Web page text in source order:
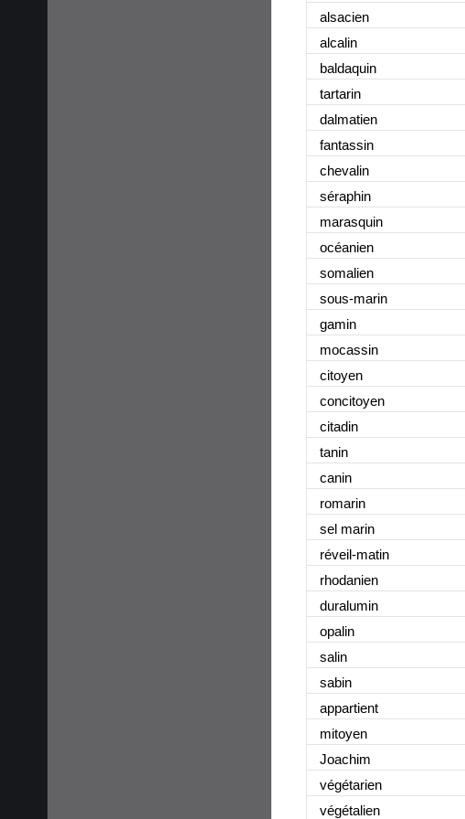
alsacien
alcalin
baldaquin
tartarin
dalmatien
fantassin
chevalin
séraphin
marasquin
océanien
somalien
sous-marin
gamin
mocassin
citoyen
concitoyen
citadin
tanin
canin
romarin
sel marin
réveil-matin
rhodanien
duralumin
opalin
salin
sabin
appartient
mitoyen
Joachim
végétarien
végétalien